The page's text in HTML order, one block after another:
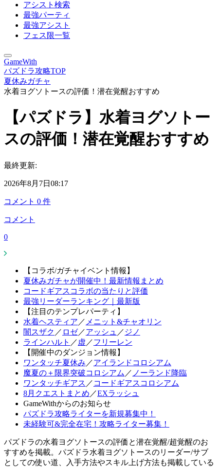
アシスト検索
最強パーティ
最強アシスト
フェス限一覧
GameWith
パズドラ攻略TOP
夏休みガチャ
水着ヨグソトースの評価！潜在覚醒おすすめ
【パズドラ】水着ヨグソトー
スの評価！潜在覚醒おすすめ
最終更新:
2026年8月7日08:17
コメント 0 件
コメント
0
【コラボ/ガチャイベント情報】
夏休みガチャが開催中！最新情報まとめ
コードギアスコラボの当たりと評価
最強リーダーランキング｜最新版
【注目のテンプレパーティ】
水着ヘスティア ／ メニット&チャオリン
闇スザク ／ ロゼ／アッシュ ／ ジノ
ラインハルト ／ 虚 ／フリーレン
【開催中のダンジョン情報】
ワンタッチ夏休み ／アイランドコロシアム
魔夏の＋限界突破コロシアム ／ ノーランド降臨
ワンタッチギアス ／ コードギアスコロシアム
8月クエストまとめ ／EXラッシュ
GameWithからのお知らせ
パズドラ攻略ライターを新規募集中！
未経験可&完全在宅！攻略ライター募集！
パズドラの水着ヨグソトースの評価と潜在覚醒/超覚醒のお
すすめを掲載。パズドラ水着ヨグソトースのリーダー/サブ
としての使い道、入手方法やスキル上げ方法も掲載している